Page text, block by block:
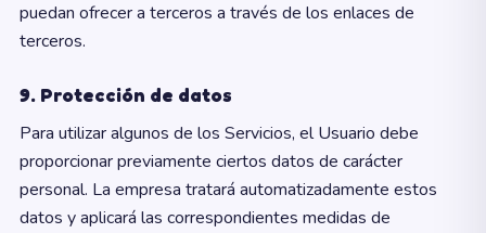
puedan ofrecer a terceros a través de los enlaces de
terceros.
9. Protección de datos
Para utilizar algunos de los Servicios, el Usuario debe
proporcionar previamente ciertos datos de carácter
personal. La empresa tratará automatizadamente estos
datos y aplicará las correspondientes medidas de